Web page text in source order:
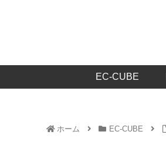
EC-CUBE
ホーム EC-CUBE